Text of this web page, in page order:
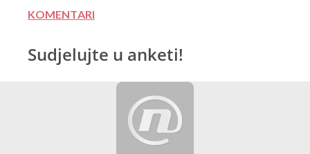
KOMENTARI
Sudjelujte u anketi!